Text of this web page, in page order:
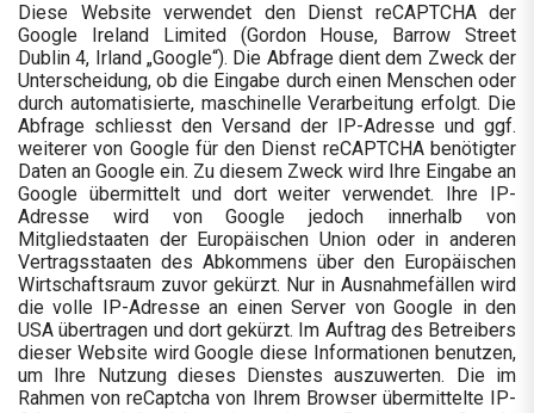
Diese Website verwendet den Dienst reCAPTCHA der
Google Ireland Limited (Gordon House, Barrow Street
Dublin 4, Irland „Google“). Die Abfrage dient dem Zweck der
Unterscheidung, ob die Eingabe durch einen Menschen oder
durch automatisierte, maschinelle Verarbeitung erfolgt. Die
Abfrage schliesst den Versand der IP-Adresse und ggf.
weiterer von Google für den Dienst reCAPTCHA benötigter
Daten an Google ein. Zu diesem Zweck wird Ihre Eingabe an
Google übermittelt und dort weiter verwendet. Ihre IP-
Adresse wird von Google jedoch innerhalb von
Mitgliedstaaten der Europäischen Union oder in anderen
Vertragsstaaten des Abkommens über den Europäischen
Wirtschaftsraum zuvor gekürzt. Nur in Ausnahmefällen wird
die volle IP-Adresse an einen Server von Google in den
USA übertragen und dort gekürzt. Im Auftrag des Betreibers
dieser Website wird Google diese Informationen benutzen,
um Ihre Nutzung dieses Dienstes auszuwerten. Die im
Rahmen von reCaptcha von Ihrem Browser übermittelte IP-